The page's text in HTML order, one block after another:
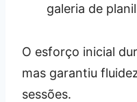
galeria de
O esforço inicial
mas garantiu
sessões.